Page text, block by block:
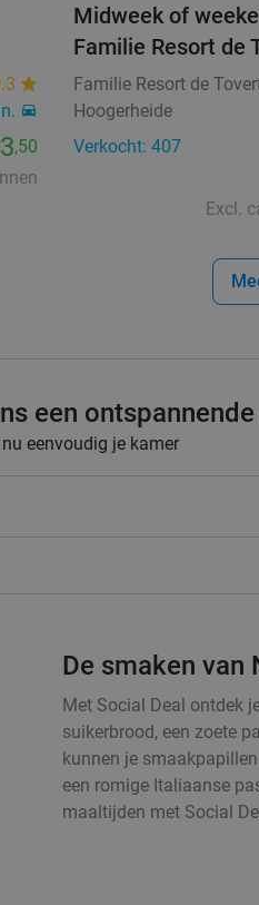
,50
Midweek of
Familie Resort de
Familie Resort de
Hoogerheide
Verkocht: 407
Excl.
een
eenvoudig je kamer
De smaken van
Met Social Deal ontdek
suikerbrood, een zoete
kunnen je
een romige Italiaanse
maaltijden met Social